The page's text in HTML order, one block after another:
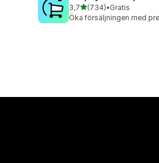
3,7av 5 stjärnor
(734)
734 recensioner totalt
•Gratis
Öka försäljningen med